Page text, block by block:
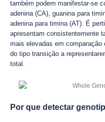
também podem manifestar-se
adenina (CA), guanina para
adenina para timina (AT). É
apresentam consistentemente
mais elevadas em
do tipo transição a
total.
Por que detectar